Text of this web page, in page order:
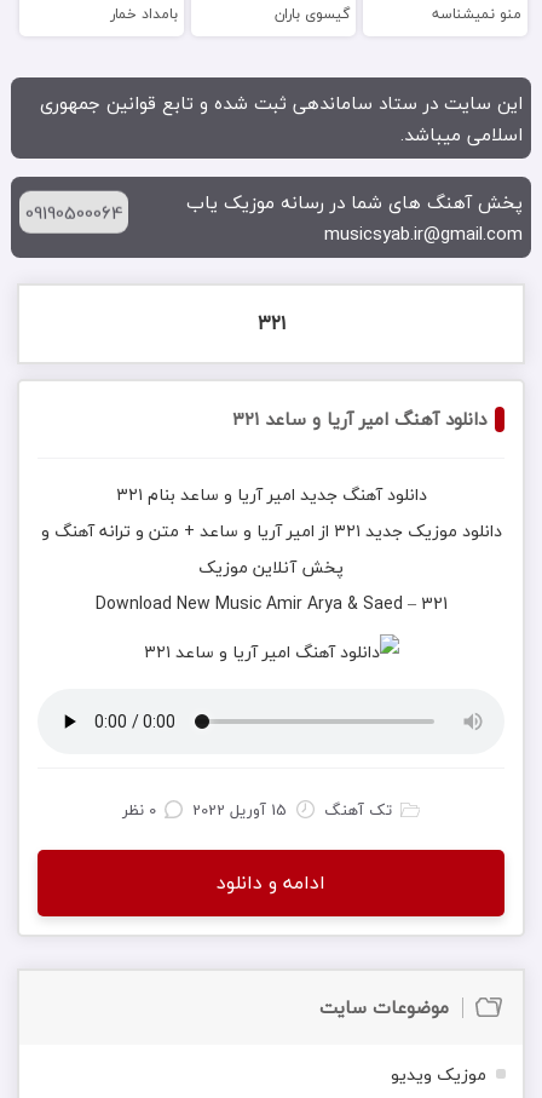
منو نمیشناسه گیسوی باران بامداد خمار
این سایت در ستاد ساماندهی ثبت شده و تابع قوانین جمهوری
اسلامی میباشد.
پخش آهنگ های شما در رسانه موزیک یاب
musicsyab.ir@gmail.com
09190500064
۳۲۱
دانلود آهنگ امیر آریا و ساعد ۳۲۱
دانلود آهنگ جديد امیر آریا و ساعد بنام ۳۲۱
دانلود موزیک جديد ۳۲۱ از امیر آریا و ساعد + متن و ترانه آهنگ و
پخش آنلاين موزيک
Download New MusicAmir Arya & Saed – 321
تک آهنگ 15 آوریل 2022 0 نظر
ادامه و دانلود
موضوعات سایت
موزیک ویدیو